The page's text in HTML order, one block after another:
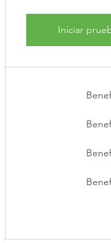
Iniciar